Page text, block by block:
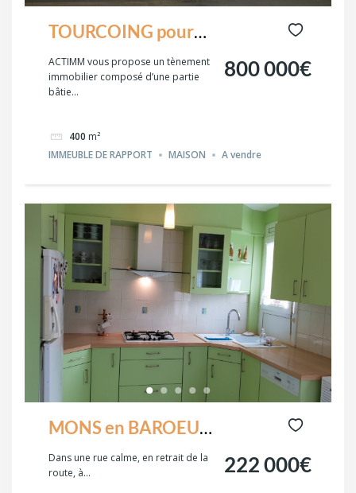
TOURCOING pour
promoteur,
rénovateur,
ACTIMM vous propose un tènement
immobilier composé d’une partie
bâtie...
400 m²
800 000€
IMMEUBLE DE RAPPORT MAISON A vendre
MONS en BAROEUL
secteur PARC des
SARTS
Dans une rue calme, en retrait de la
route, à...
222 000€